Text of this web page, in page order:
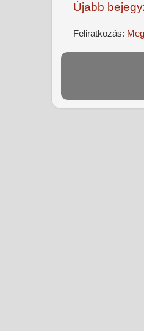
Újabb
Feliratkozás: